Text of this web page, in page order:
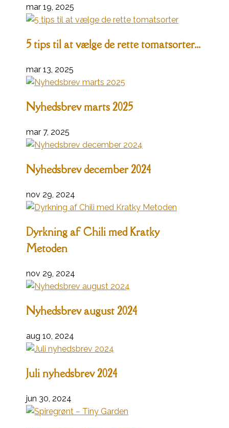
mar 19, 2025
5 tips til at vælge de rette tomatsorter...
mar 13, 2025
Nyhedsbrev marts 2025
mar 7, 2025
Nyhedsbrev december 2024
nov 29, 2024
Dyrkning af Chili med Kratky
Metoden
nov 29, 2024
Nyhedsbrev august 2024
aug 10, 2024
Juli nyhedsbrev 2024
jun 30, 2024